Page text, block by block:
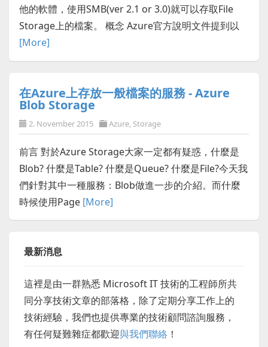
他的軟體，使用SMB(ver 2.1 or 3.0)就可以存取File
Storage上的檔案。 概念 Azure官方說明文件提到以
[More]
在Azure上存放一般檔案的服務 - Azure
Blob Storage
2. November 2015 Azure, Storage
前言 對於Azure Storage大家一定都有疑惑，什麼是
Blob? 什麼是Table? 什麼是Queue? 什麼是File?今天我
們針對其中一種服務：Blob做進一步的介紹。而什麼
時候使用Page [More]
最新消息
這裡是由一群熟悉 Microsoft IT 技術的工程師所共
同分享技術文章的部落格，除了定期分享工作上的
技術經驗，我們也提供專業的技術顧問諮詢服務，
有任何疑難雜症都歡迎與我們聯絡 ！